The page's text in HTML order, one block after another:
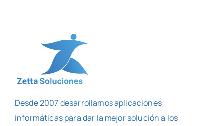
Desde 2007 desarrollamos aplicaciones
informáticas para dar la mejor solución a los